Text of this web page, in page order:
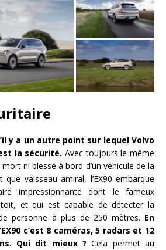
y a un autre point sur lequel Volvo
la sécurité. Avec toujours le même
ni blessé à bord d’un véhicule de la
vaisseau amiral, l’EX90 embarque
impressionnante dont le fameux
et qui est capable de détecter la
personne à plus de 250 mètres. En
c’est 8 caméras, 5 radars et 12
Qui dit mieux ? Cela permet au